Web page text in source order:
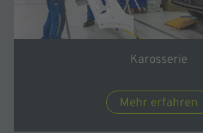
Karosserie
Mehr erfahren